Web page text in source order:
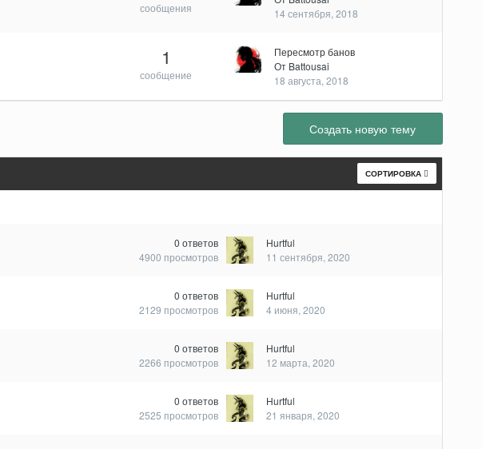
сообщения
14 сентября, 2018
1
сообщение
Пересмотр банов
От Battousai
18 августа, 2018
Создать новую тему
СОРТИРОВКА
0 ответов
4900 просмотров
Hurtful
11 сентября, 2020
0 ответов
2129 просмотров
Hurtful
4 июня, 2020
0 ответов
2266 просмотров
Hurtful
12 марта, 2020
0 ответов
2525 просмотров
Hurtful
21 января, 2020